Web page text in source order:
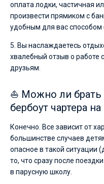
оплата лодки, частичная
произвести прямиком с
удобным для вас способом
5. Вы наслаждаетесь
хвалебный отзыв о работе
друзьям.
⛵ Можно ли брать
бербоут чартера
Конечно. Все зависит от
большинстве случаев
опасное в такой ситуации
то, что сразу после
в парусную школу.